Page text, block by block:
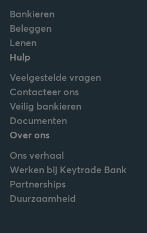
Bankieren
Beleggen
Lenen
Hulp
Veelgestelde vragen
Contacteer ons
Veilig bankieren
Documenten
Over ons
Ons verhaal
Werken bij Keytrade Bank
Partnerships
Duurzaamheid